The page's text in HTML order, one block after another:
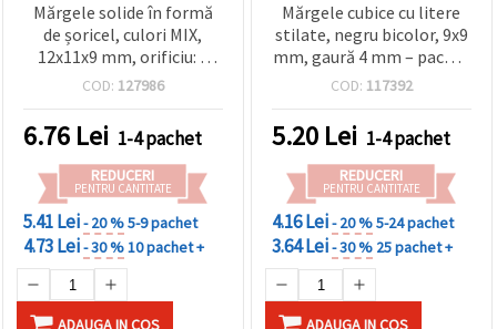
Mărgele solide în formă
de șoricel, culori MIX,
12x11x9 mm, orificiu: 3
mm, 50 g (~115 buc.)
COD: 127986
6.76 Lei 1-4 pachet
REDUCERI
PENTRU CANTITATE
5.41 Lei- 20 %5-9 pachet
4.73 Lei- 30 %10 pachet +
ADAUGA IN COS
Mărgele cubice cu litere
stilate, negru bicolor, 9x9
mm, gaură 4 mm – pachet
20 g (~27 buc.) – ideale
handmade
COD: 117392
5.20 Lei 1-4 pachet
REDUCERI
PENTRU CANTITATE
4.16 Lei- 20 %5-24 pachet
3.64 Lei- 30 % 25 pachet +
ADAUGA IN COS